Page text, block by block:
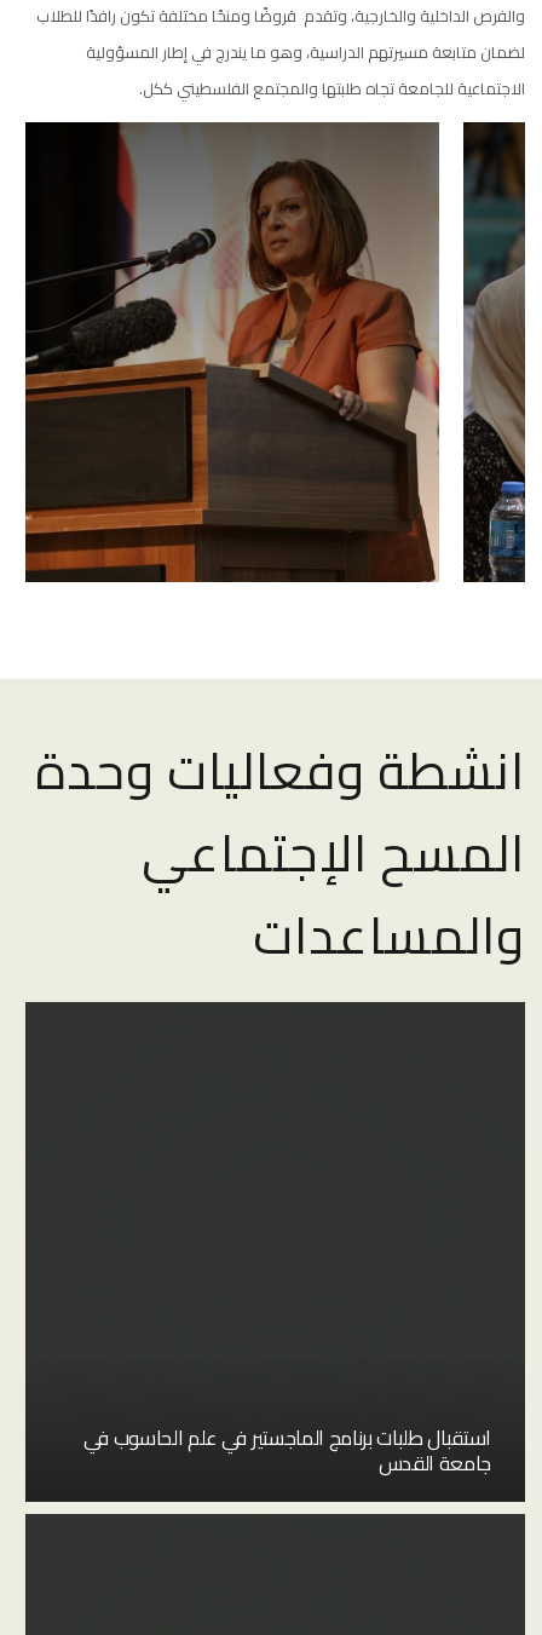
والفرص الداخلية والخارجية، وتقدم قروضًا ومنحًا مختلفة تكون رافدًا للطلاب
لضمان متابعة مسيرتهم الدراسية، وهو ما يندرج في إطار المسؤولية
الاجتماعية للجامعة تجاه طلبتها والمجتمع الفلسطيني ككل.
انشطة وفعاليات وحدة
المسح الإجتماعي
والمساعدات
استقبال طلبات برنامج الماجستير في علم الحاسوب في
جامعة القدس